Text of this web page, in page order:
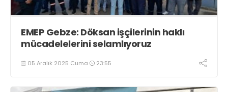
EMEP Gebze: Döksan işçilerinin haklı
mücadelelerini selamlıyoruz
05 Aralık 2025 Cuma 23:55